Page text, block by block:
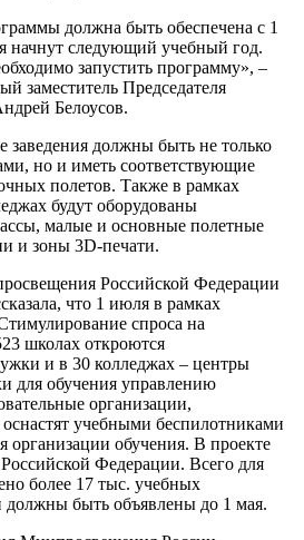
должна быть обеспечена с 1
начнут следующий учебный год.
запустить программу», –
заместитель Председателя
Белоусов.
заведения должны быть не только
но и иметь соответствующие
полетов. Также в рамках
будут оборудованы
малые и основные полетные
и зоны 3D-печати.
Российской Федерации
что 1 июля в рамках
спроса на
школах откроются
и в 30 колледжах – центры
для обучения управлению
организации,
учебными беспилотниками
организации обучения. В проекте
Федерации. Всего для
более 17 тыс. учебных
должны быть объявлены до 1 мая.